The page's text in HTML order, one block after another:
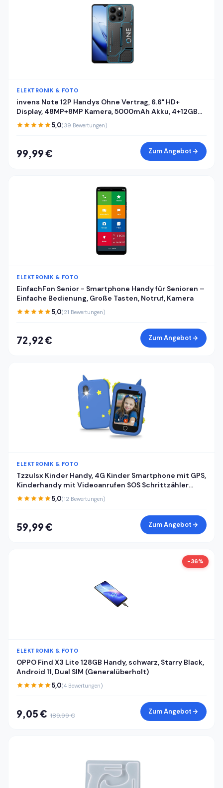
ELEKTRONIK & FOTO
invens Note 12P Handys Ohne Vertrag, 6.6" HD+
Display, 48MP+8MP Kamera, 5000mAh Akku, 4+12GB
RAM 128GB ROM, Android 15 günstiges Smartphone,
Dual SIM Handy + TF, Face ID/Fingerabdruck, Cyberblau
5,0(39 Bewertungen)
99,99 € Zum Angebot
ELEKTRONIK & FOTO
EinfachFon Senior - Smartphone Handy für Senioren –
Einfache Bedienung, Große Tasten, Notruf, Kamera
5,0(21 Bewertungen)
72,92 € Zum Angebot
ELEKTRONIK & FOTO
Tzzulsx Kinder Handy, 4G Kinder Smartphone mit GPS,
Kinderhandy mit Videoanrufen SOS Schrittzähler
Klassenmodus Wecker, Kindertelefon
Geburtstagsgeschenk Geschenke für Mädchen
5,0(12 Bewertungen)
59,99 € Zum Angebot
-36%
ELEKTRONIK & FOTO
OPPO Find X3 Lite 128GB Handy, schwarz, Starry Black,
Android 11, Dual SIM (Generalüberholt)
5,0(4 Bewertungen)
9,05 € 189,99 € Zum Angebot